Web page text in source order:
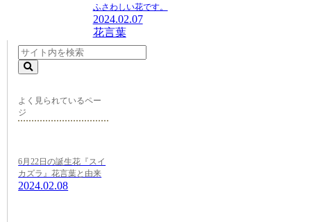
ふさわしい花です。
2024.02.07
花言葉
よく見られているペー
ジ
6月22日の誕生花『スイ
カズラ』花言葉と由来
2024.02.08